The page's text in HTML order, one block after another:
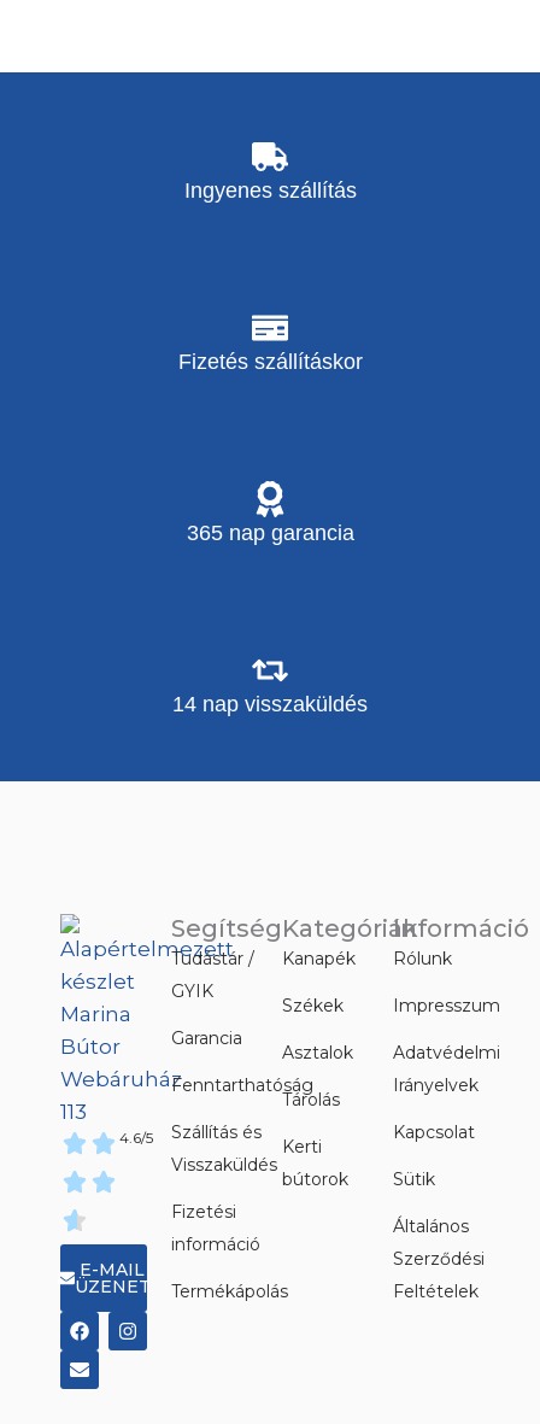
Ingyenes szállítás
Fizetés szállításkor
365 nap garancia
14 nap visszaküldés
4.6/5
E-MAIL
ÜZENET
F
a
c
e
I
n
E
n
v
e
Segítség
Tudástár /
GYIK
Garancia
Fenntarthatóság
Szállítás és
Visszaküldés
Fizetési
információ
Termékápolás
Kategóriák
Kanapék
Székek
Asztalok
Tárolás
Kerti
bútorok
Információ
Rólunk
Impresszum
Adatvédelmi
Irányelvek
Kapcsolat
Sütik
Általános
Szerződési
Feltételek